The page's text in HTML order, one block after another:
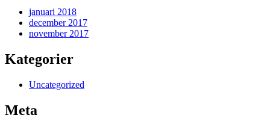
januari 2018
december 2017
november 2017
Kategorier
Uncategorized
Meta